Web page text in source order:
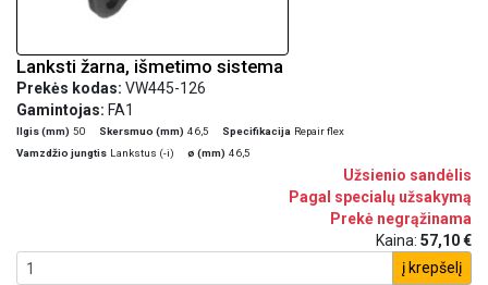
Lanksti žarna, išmetimo sistema
Prekės kodas: VW445-126
Gamintojas: FA1
Ilgis (mm) 50 Skersmuo (mm) 46,5 Specifikacija Repair flex
Vamzdžio jungtis Lankstus (-i) ø (mm) 46,5
Užsienio sandėlis
Pagal specialų užsakymą
Prekė negrąžinama
Kaina: 57,10 €
į krepšelį